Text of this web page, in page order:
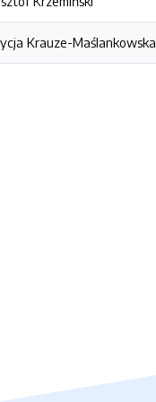
Krauze-Maślankowska